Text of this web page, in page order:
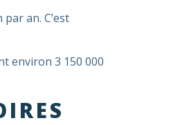
an. C’est
environ 3 150 000